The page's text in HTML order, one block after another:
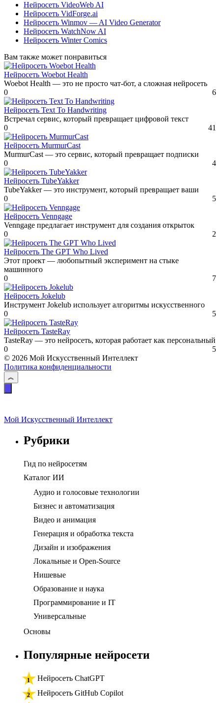
Нейросеть VideoWeb AI
Нейросеть VidForge.ai
Нейросеть Winmov — AI Video Generator
Нейросеть WatchNow AI
Нейросеть Winter Comics
Вам также может понравиться
Нейросеть Woebot Health
Woebot Health — это не просто чат-бот, а сложная нейросеть
0
6
Нейросеть Text To Handwriting
Встречал сервис, который превращает цифровой текст
0
41
Нейросеть MurmurCast
MurmurCast — это сервис, который превращает подписки
0
4
Нейросеть TubeYakker
TubeYakker — это инструмент, который превращает ваши
0
5
Нейросеть Venngage
Venngage предлагает инструмент для создания открыток
0
2
Нейросеть The GPT Who Lived
Этот проект — любопытный эксперимент на стыке
машинного
0
7
Нейросеть Jokelub
Инструмент Jokelub использует алгоритмы искусственного
0
5
Нейросеть TasteRay
TasteRay — это нейросеть, которая работает как персональный
0
5
© 2026 Мой Искусственный Интеллект
Политика конфиденциальности
Мой Искусственный Интеллект
Рубрики
Гид по нейросетям
Каталог ИИ
Аудио и голосовые технологии
Бизнес и автоматизация
Видео и анимация
Генерация и обработка текста
Дизайн и изображения
Локальные и Open-Source
Нишевые
Образование и наука
Программирование и IT
Универсальные
Основы
Популярные нейросети
Нейросеть ChatGPT
Нейросеть GitHub Copilot